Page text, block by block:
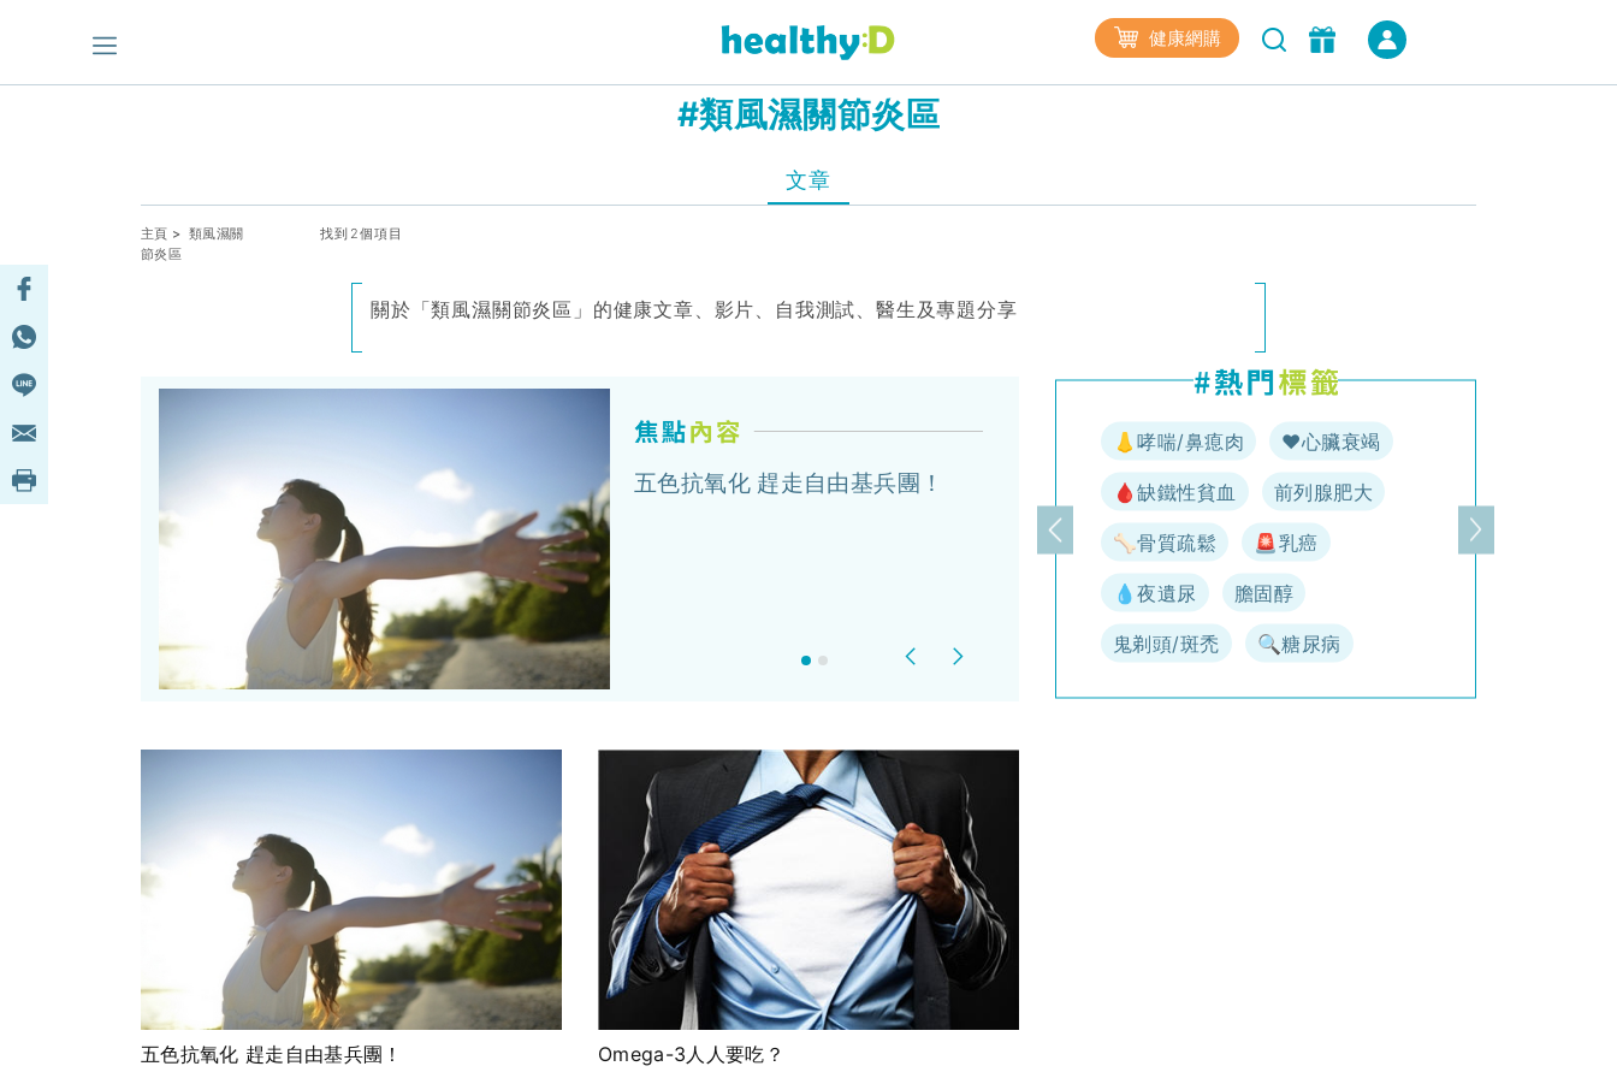
健康網購
#類風濕關節炎區
文章
主頁 > 類風濕關
節炎區
找到2個項目
關於「類風濕關節炎區」的健康文章、影片、自我測試、醫生及專題分享
五色抗氧化 趕走自由基兵團！
Previous
上一頁
👃哮喘/鼻瘜肉 ♥️心臟衰竭
🩸缺鐵性貧血 前列腺肥大
🦴骨質疏鬆 🚨乳癌
💧夜遺尿 膽固醇
鬼剃頭/斑禿 🔍糖尿病
下一頁
五色抗氧化 趕走自由基兵團！ Omega-3人人要吃？